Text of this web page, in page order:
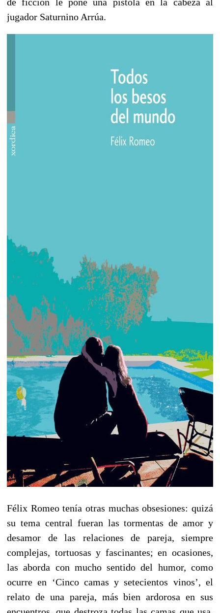
jugador Saturnino Arrúa.
Félix Romeo tenía otras muchas obsesiones: quizá
su tema central fueran las tormentas de amor y
desamor de las relaciones de pareja, siempre
complejas, tortuosas y fascinantes; en ocasiones,
las aborda con mucho sentido del humor, como
ocurre en ‘Cinco camas y setecientos vinos’, el
relato de una pareja, más bien ardorosa en sus